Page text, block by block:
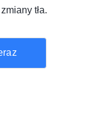
tła.